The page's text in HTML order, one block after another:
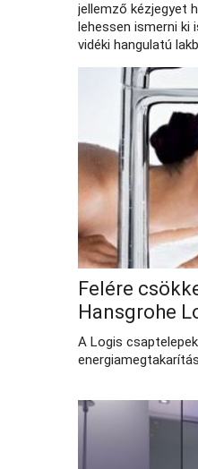
jellemző kézjegyet
lehessen ismerni ki
vidéki hangulatú
Felére
Hansgrohe
A Logis